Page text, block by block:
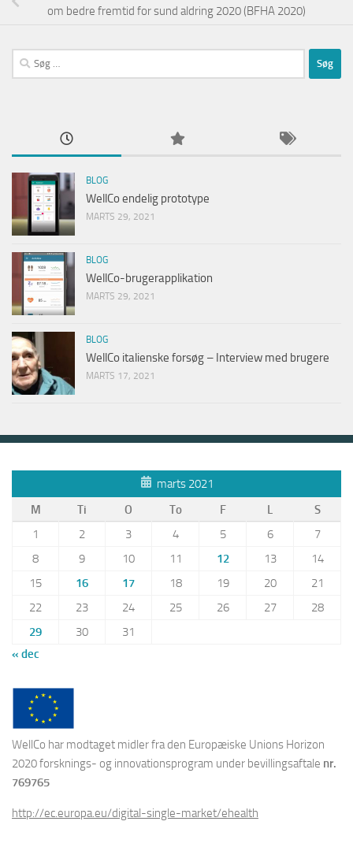
om bedre fremtid for sund aldring 2020 (BFHA 2020)
Søg
efter:
BLOG
WellCo endelig prototype
MARTS 29, 2021
BLOG
WellCo-brugerapplikation
MARTS 29, 2021
BLOG
WellCo italienske forsøg – Interview med brugere
MARTS 17, 2021
marts 2021
M
Ti O To F L
S
1
2 3 4 5 6
7
8
9 10 11 12 13
14
15
16 17 18 19 20
21
22
23 24 25 26 27
28
29
30
31
« dec
WellCo har modtaget midler fra den Europæiske Unions Horizon
2020 forsknings- og innovationsprogram under bevillingsaftale nr.
769765
http://ec.europa.eu/digital-single-market/ehealth